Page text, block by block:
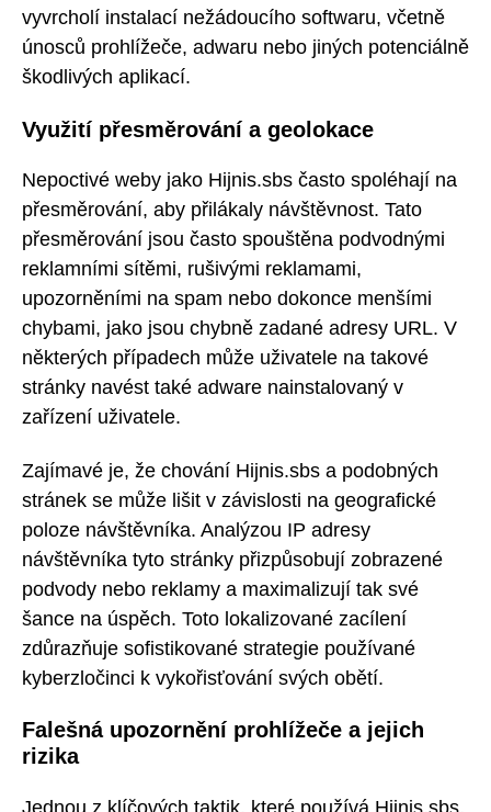
vyvrcholí instalací nežádoucího softwaru, včetně
únosců prohlížeče, adwaru nebo jiných potenciálně
škodlivých aplikací.
Využití přesměrování a geolokace
Nepoctivé weby jako Hijnis.sbs často spoléhají na
přesměrování, aby přilákaly návštěvnost. Tato
přesměrování jsou často spouštěna podvodnými
reklamními sítěmi, rušivými reklamami,
upozorněními na spam nebo dokonce menšími
chybami, jako jsou chybně zadané adresy URL. V
některých případech může uživatele na takové
stránky navést také adware nainstalovaný v
zařízení uživatele.
Zajímavé je, že chování Hijnis.sbs a podobných
stránek se může lišit v závislosti na geografické
poloze návštěvníka. Analýzou IP adresy
návštěvníka tyto stránky přizpůsobují zobrazené
podvody nebo reklamy a maximalizují tak své
šance na úspěch. Toto lokalizované zacílení
zdůrazňuje sofistikované strategie používané
kyberzločinci k vykořisťování svých obětí.
Falešná upozornění prohlížeče a jejich
rizika
Jednou z klíčových taktik, které používá Hijnis.sbs,